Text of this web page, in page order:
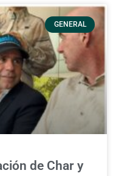
GENERAL
de Char y